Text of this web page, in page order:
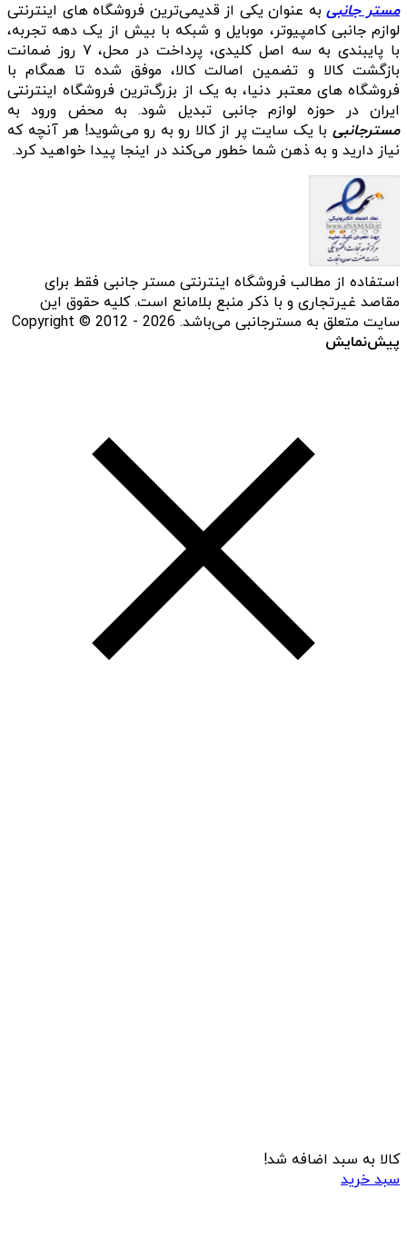
مستر جانبیبه عنوان یکی از قدیمی‌ترین فروشگاه های اینترنتی
لوازم جانبی کامپیوتر، موبایل و شبکه با بیش از یک دهه تجربه،
با پایبندی به سه اصل کلیدی، پرداخت در محل، ۷ روز ضمانت
بازگشت کالا و تضمین اصالت کالا، موفق شده تا همگام با
فروشگاه‌ های معتبر دنیا، به یک از بزرگ‌ترین فروشگاه اینترنتی
ایران در حوزه لوازم جانبی تبدیل شود. به محض ورود به
مسترجانبی با یک سایت پر از کالا رو به رو می‌شوید! هر آنچه که
نیاز دارید و به ذهن شما خطور می‌کند در اینجا پیدا خواهید کرد.
استفاده از مطالب فروشگاه اینترنتی مستر جانبی فقط برای
مقاصد غیرتجاری و با ذکر منبع بلامانع است. کلیه حقوق این
سایت متعلق به مسترجانبی می‌باشد. Copyright © 2012 - 2026
پیش‌نمایش
کالا به سبد اضافه شد!
سبد خرید